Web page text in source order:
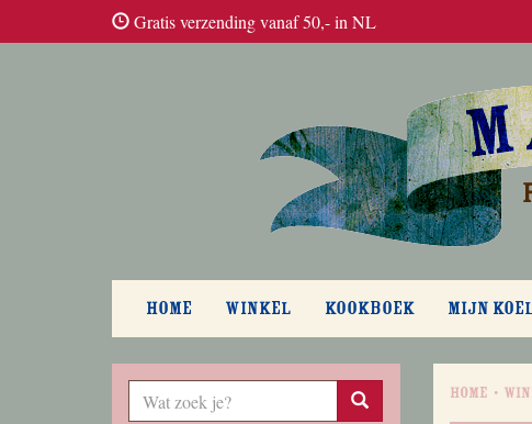
Gratis verzending vanaf 50,- in NL
HOME WINKEL KOOKBOEK MIJN
Home